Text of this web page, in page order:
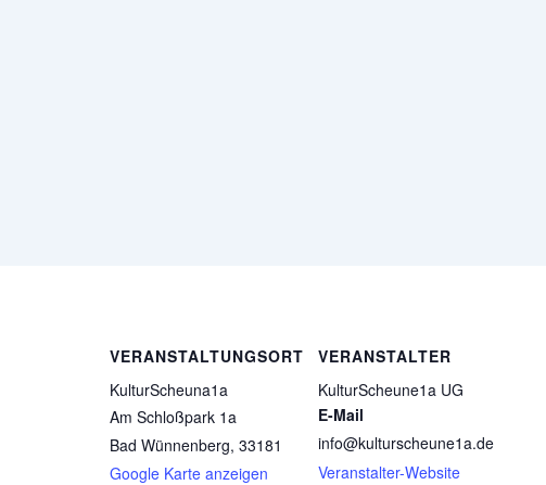
VERANSTALTUNGSORT
KulturScheuna1a
Am Schloßpark 1a
Bad Wünnenberg, 33181
Google Karte anzeigen
VERANSTALTER
KulturScheune1a UG
E-Mail
info@kulturscheune1a.de
Veranstalter-Website